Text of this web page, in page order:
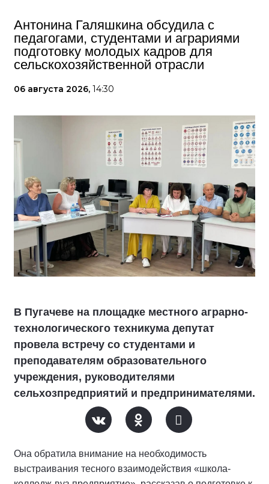
Антонина Галяшкина обсудила с
педагогами, студентами и аграриями
подготовку молодых кадров для
сельскохозяйственной отрасли
06 августа 2026, 14:30
В Пугачеве на площадке местного аграрно-
технологического техникума депутат
провела встречу со студентами и
преподавателям образовательного
учреждения, руководителями
сельхозпредприятий и предпринимателями.
Она обратила внимание на необходимость
выстраивания тесного взаимодействия «школа-